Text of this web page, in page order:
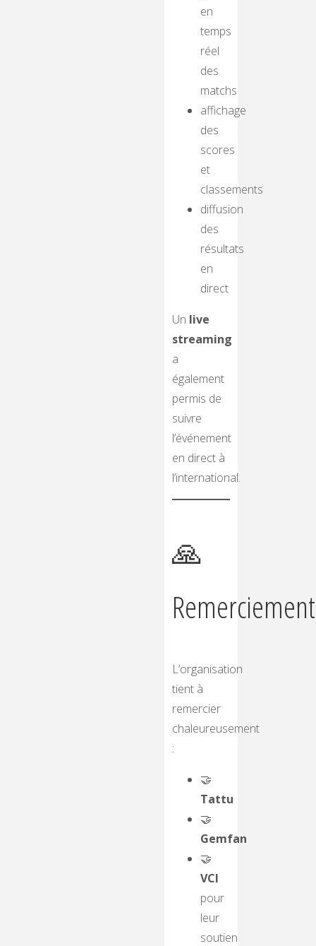
en
temps
réel
des
matchs
affichage
des
scores
et
classements
diffusion
des
résultats
en
direct
Un live
streaming
a
également
permis de
suivre
l’événement
en direct à
l’international.
🙏
L’organisation
tient à
remercier
chaleureusement
:
🤝
Tattu
🤝
Gemfan
🤝
VCI
pour
leur
soutien